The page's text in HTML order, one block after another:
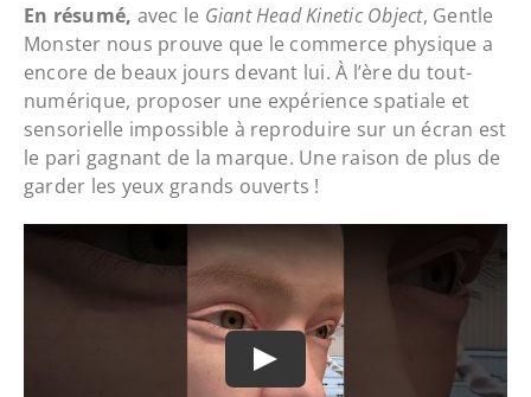
En résumé, avec le Giant Head Kinetic Object, Gentle
Monster nous prouve que le commerce physique a
encore de beaux jours devant lui. À l’ère du tout-
numérique, proposer une expérience spatiale et
sensorielle impossible à reproduire sur un écran est
le pari gagnant de la marque. Une raison de plus de
garder les yeux grands ouverts !